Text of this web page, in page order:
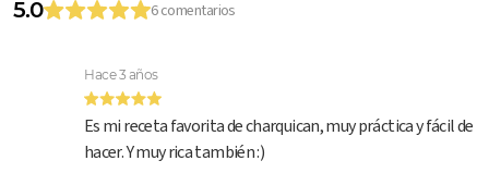
5.0
6 comentarios
Hace 3 años
Es mi receta favorita de charquican, muy práctica y fácil de
hacer. Y muy rica también :)